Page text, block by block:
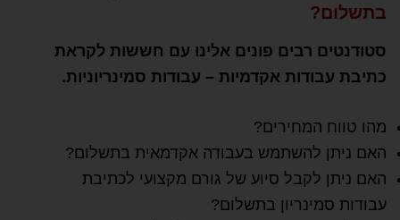
בתשלום?
סטודנטים רבים פונים אלינו עם חששות לקראת
כתיבת עבודות אקדמיות – עבודות סמינריוניות.
מהו טווח המחירים?
האם ניתן להשתמש בעבודה אקדמאית בתשלום?
האם ניתן לקבל סיוע של גורם מקצועי לכתיבת
עבודות סמינריון בתשלום?